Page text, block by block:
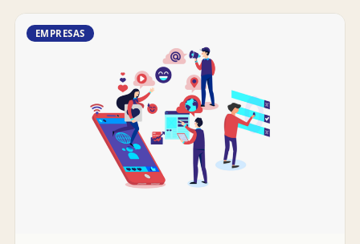
EMPRESAS